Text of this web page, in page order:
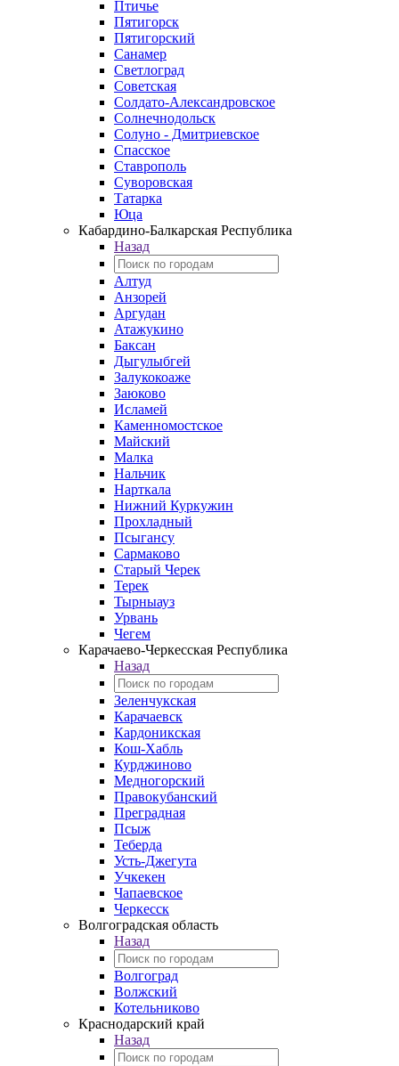
Птичье
Пятигорск
Пятигорский
Санамер
Светлоград
Советская
Солдато-Александровское
Солнечнодольск
Солуно - Дмитриевское
Спасское
Ставрополь
Суворовская
Татарка
Юца
Кабардино‑Балкарская Республика
Назад
Алтуд
Анзорей
Аргудан
Атажукино
Баксан
Дыгулыбгей
Залукокоаже
Заюково
Исламей
Каменномостское
Майский
Малка
Нальчик
Нарткала
Нижний Куркужин
Прохладный
Псыгансу
Сармаково
Старый Черек
Терек
Тырныауз
Урвань
Чегем
Карачаево-Черкесская Республика
Назад
Зеленчукская
Карачаевск
Кардоникская
Кош-Хабль
Курджиново
Медногорский
Правокубанский
Преградная
Псыж
Теберда
Усть-Джегута
Учкекен
Чапаевское
Черкесск
Волгоградская область
Назад
Волгоград
Волжский
Котельниково
Краснодарский край
Назад